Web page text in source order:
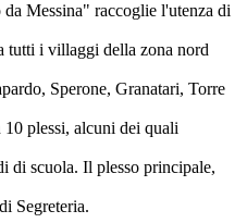
Messina" raccoglie l'utenza di
tutti i villaggi della zona nord
Sperone, Granatari, Torre
plessi, alcuni dei quali
di scuola. Il plesso principale,
Segreteria.